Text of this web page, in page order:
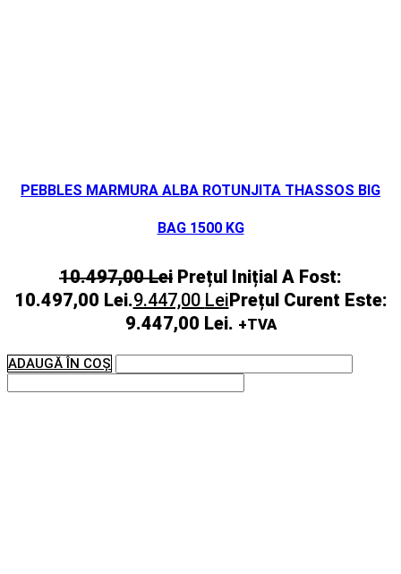
PEBBLES MARMURA ALBA ROTUNJITA THASSOS BIG
BAG 1500 KG
10.497,00Lei Prețul Inițial A Fost:
10.497,00 Lei.9.447,00 LeiPrețul Curent Este:
9.447,00 Lei. +TVA
ADAUGĂ ÎN COȘ